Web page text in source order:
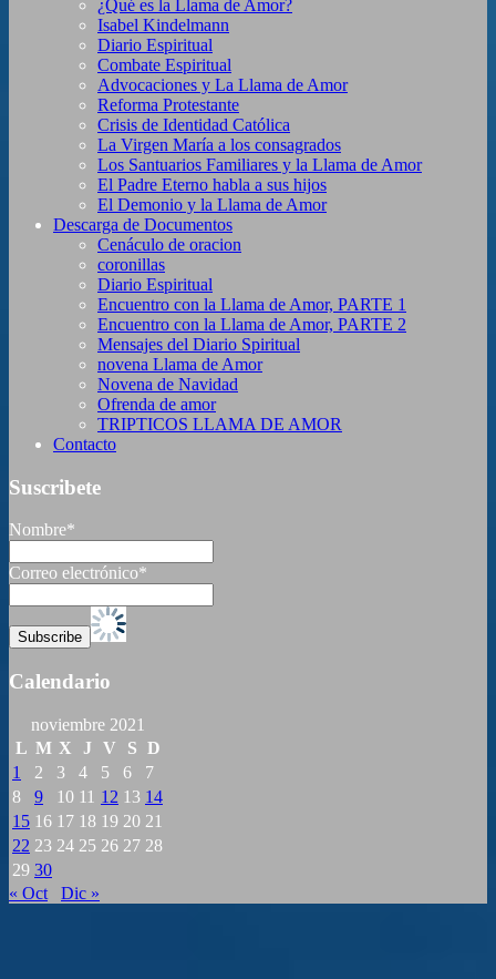
¿Qué es la Llama de Amor?
Isabel Kindelmann
Diario Espiritual
Combate Espiritual
Advocaciones y La Llama de Amor
Reforma Protestante
Crisis de Identidad Católica
La Virgen María a los consagrados
Los Santuarios Familiares y la Llama de Amor
El Padre Eterno habla a sus hijos
El Demonio y la Llama de Amor
Descarga de Documentos
Cenáculo de oracion
coronillas
Diario Espiritual
Encuentro con la Llama de Amor, PARTE 1
Encuentro con la Llama de Amor, PARTE 2
Mensajes del Diario Spiritual
novena Llama de Amor
Novena de Navidad
Ofrenda de amor
TRIPTICOS LLAMA DE AMOR
Contacto
Suscribete
Nombre*
Correo electrónico*
Calendario
noviembre 2021
L M X J V S D
1
2 3 4 5 6
7
8
9 10 11 12 13 14
15 16 17 18 19 20 21
22 23 24 25 26 27 28
29 30
« Oct
Dic »